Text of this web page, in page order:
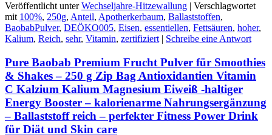
Veröffentlicht unter Wechseljahre-Hitzewallung | Verschlagwortet
mit 100%, 250g, Anteil, Apotherkerbaum, Ballaststoffen,
BaobabPulver, DEÖKO005, Eisen, essentiellen, Fettsäuren, hoher,
Kalium, Reich, sehr, Vitamin, zertifiziert | Schreibe eine Antwort
Pure Baobab Premium Frucht Pulver für Smoothies
& Shakes – 250 g Zip Bag Antioxidantien Vitamin
C Kalzium Kalium Magnesium Eiweiß -haltiger
Energy Booster – kalorienarme Nahrungsergänzung
– Ballaststoff reich – perfekter Fitness Power Drink
für Diät und Skin care